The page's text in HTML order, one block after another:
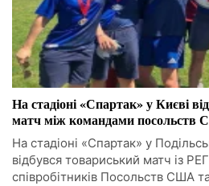
На стадіоні «Спартак» у Києві
матч між командами посольств
На стадіоні «Спартак» у
відбувся товариський матч із
співробітників Посольств США